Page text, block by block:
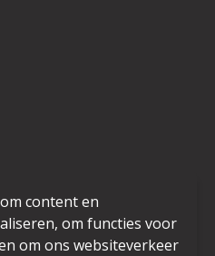
content en
om functies voor
om ons websiteverkeer